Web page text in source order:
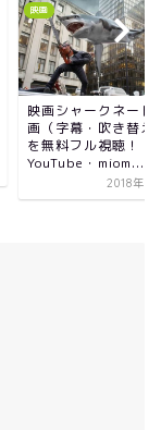
映画
ブラッド・ピッド主
画セブンの動画（字
吹き替え版）を無料
視聴！Pandor...
2018年10